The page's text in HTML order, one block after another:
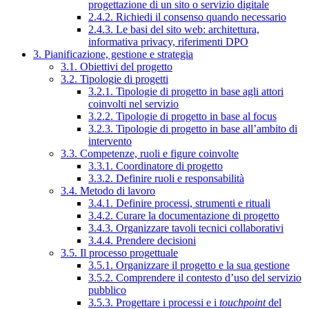
progettazione di un sito o servizio digitale
2.4.2. Richiedi il consenso quando necessario
2.4.3. Le basi del sito web: architettura,
informativa privacy, riferimenti DPO
3. Pianificazione, gestione e strategia
3.1. Obiettivi del progetto
3.2. Tipologie di progetti
3.2.1. Tipologie di progetto in base agli attori
coinvolti nel servizio
3.2.2. Tipologie di progetto in base al focus
3.2.3. Tipologie di progetto in base all’ambito di
intervento
3.3. Competenze, ruoli e figure coinvolte
3.3.1. Coordinatore di progetto
3.3.2. Definire ruoli e responsabilità
3.4. Metodo di lavoro
3.4.1. Definire processi, strumenti e rituali
3.4.2. Curare la documentazione di progetto
3.4.3. Organizzare tavoli tecnici collaborativi
3.4.4. Prendere decisioni
3.5. Il processo progettuale
3.5.1. Organizzare il progetto e la sua gestione
3.5.2. Comprendere il contesto d’uso del servizio
pubblico
3.5.3. Progettare i processi e i touchpointdel